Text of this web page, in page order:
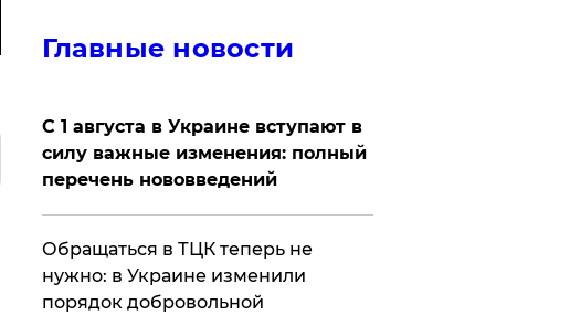
Главные новости
С 1 августа в Украине вступают в
силу важные изменения: полный
перечень нововведений
Обращаться в ТЦК теперь не
нужно: в Украине изменили
порядок добровольной